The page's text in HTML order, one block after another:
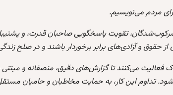
مردم می‌نویسیم.
تقویت پاسخگویی صاحبان قدرت، و
و آزادی‌های برابر برخوردار باشند و در صلح
فعالیت می‌کنند تا گزارش‌های دقیق، منصفانه و
تداوم این کار، به حمایت مخاطبان و حامیان